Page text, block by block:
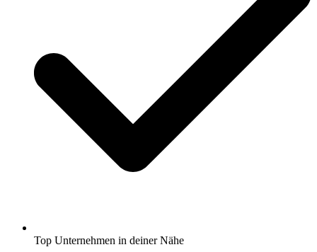
Top Unternehmen in deiner Nähe